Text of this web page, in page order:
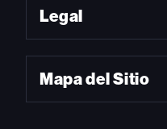
Legal
Mapa del Sitio